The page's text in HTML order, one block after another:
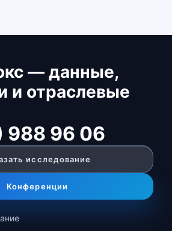
— данные,
и отраслевые
988 96 06
исследование
Конференции